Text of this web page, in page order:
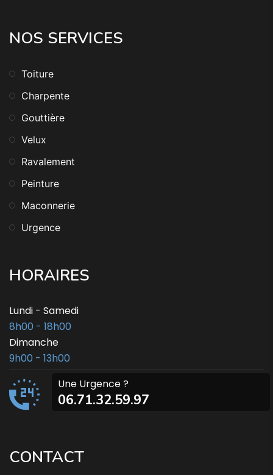
NOS SERVICES
Toiture
Charpente
Gouttière
Velux
Ravalement
Peinture
Maconnerie
Urgence
HORAIRES
Lundi - Samedi
8h00 - 18h00
Dimanche
9h00 - 13h00
Une Urgence ?
06.71.32.59.97
CONTACT